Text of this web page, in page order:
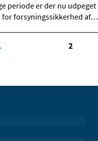
periode er der nu udpeget
forsyningssikkerhed af…
2